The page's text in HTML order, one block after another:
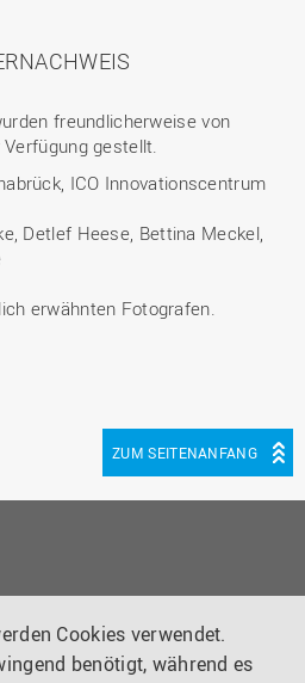
Cookies verwendet.
benötigt, während es
freundlicherweise von
gestellt.
ICO Innovationscentrum
Detlef Heese, Bettina Meckel,
erwähnten Fotografen.
ZUM SEITENANFANG